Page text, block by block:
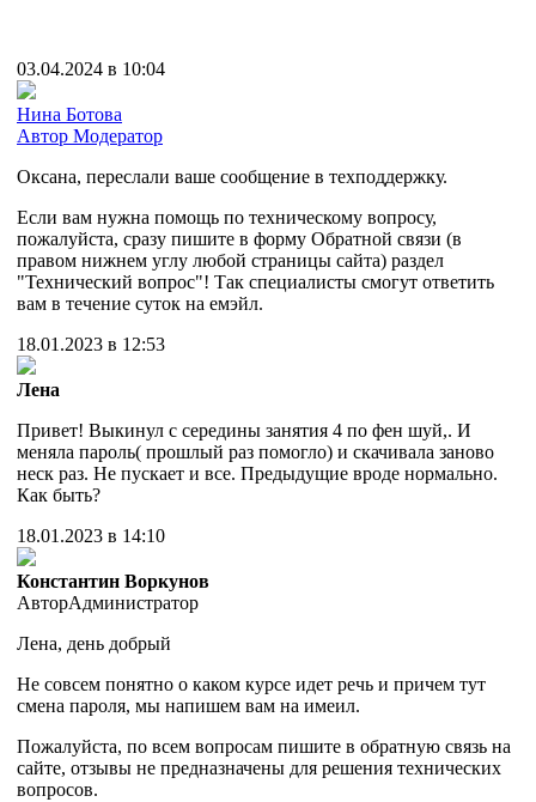
03.04.2024 в 10:04
Нина Ботова
Автор Модератор
Оксана, переслали ваше сообщение в техподдержку.
Если вам нужна помощь по техническому вопросу,
пожалуйста, сразу пишите в форму Обратной связи (в
правом нижнем углу любой страницы сайта) раздел
"Технический вопрос"! Так специалисты смогут ответить
вам в течение суток на емэйл.
18.01.2023 в 12:53
Лена
Привет! Выкинул с середины занятия 4 по фен шуй,. И
меняла пароль( прошлый раз помогло) и скачивала заново
неск раз. Не пускает и все. Предыдущие вроде нормально.
Как быть?
18.01.2023 в 14:10
Константин Воркунов
АвторАдминистратор
Лена, день добрый
Не совсем понятно о каком курсе идет речь и причем тут
смена пароля, мы напишем вам на имеил.
Пожалуйста, по всем вопросам пишите в обратную связь на
сайте, отзывы не предназначены для решения технических
вопросов.